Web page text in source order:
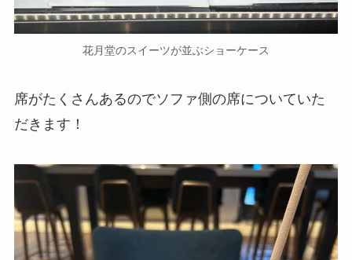
花月堂のスイーツが並ぶショーケース
席がたくさんあるのでソファ側の席についていた
だきます！